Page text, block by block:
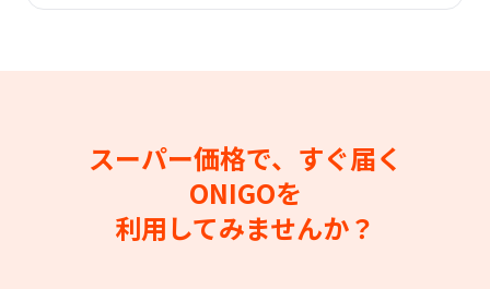
スーパー価格で、すぐ届く
ONIGOを
利用してみませんか？